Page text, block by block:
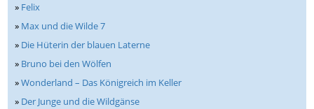
» Felix
» Max und die Wilde 7
» Die Hüterin der blauen Laterne
» Bruno bei den Wölfen
»Wonderland – Das Königreich im Keller
» Der Junge und die Wildgänse